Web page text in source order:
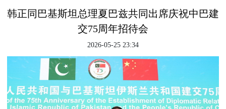
大使信
孙勇大
使简历
中国历
几
韩正同巴基斯坦总理夏巴兹共同出席庆祝中巴建
交75周年招待会
2026-05-25 23:34